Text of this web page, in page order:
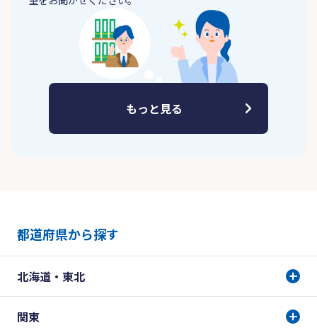
もっと見る
都道府県から探す
北海道・東北
関東